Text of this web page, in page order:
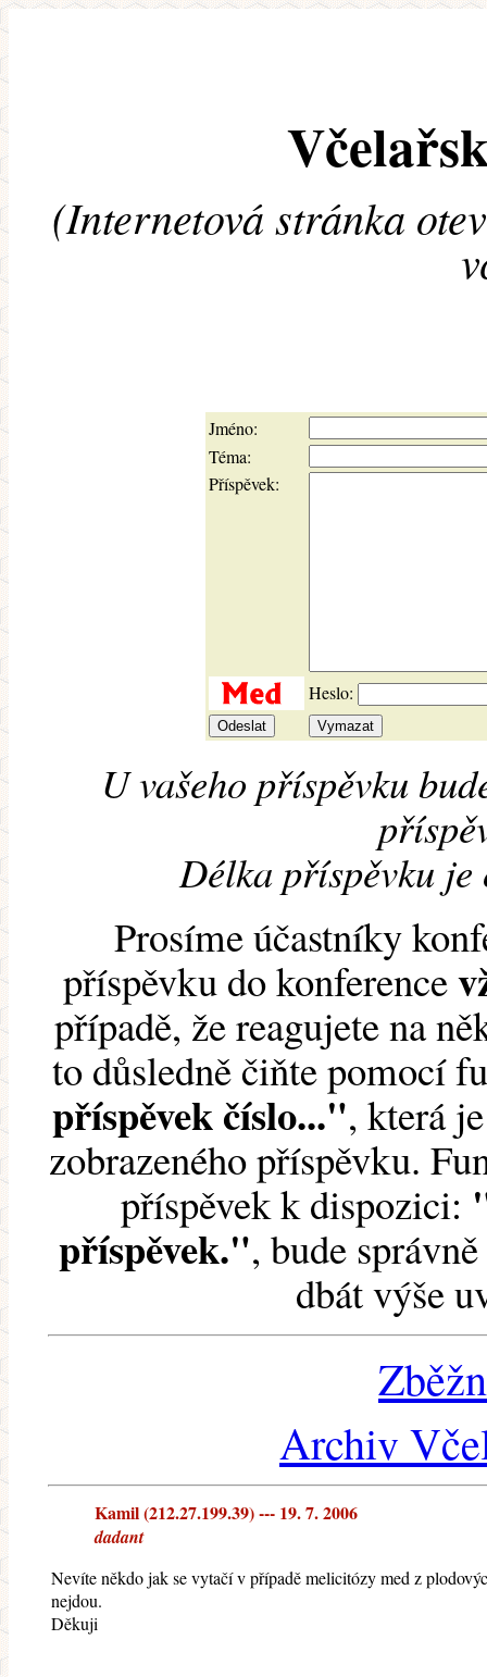
(Internetová stránka
Jméno:
Téma:
Příspěvek:
Heslo:
U vašeho příspěvku
Délka příspěvku je
Prosíme účastníky
příspěvku do konference
případě, že reagujete na
to důsledně čiňte pomocí
příspěvek číslo...", která
zobrazeného příspěvku.
příspěvek k dispozici:
příspěvek.", bude
dbát výše
Archiv
Kamil (212.27.199.39) --- 19. 7. 2006
dadant
Nevíte někdo jak se vytačí v případě melicitózy med z
nejdou.
Děkuji